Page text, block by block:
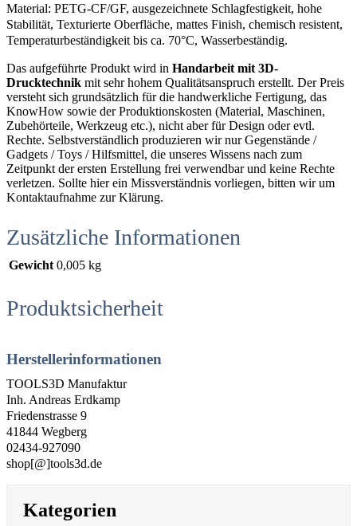
Material: PETG-CF/GF, ausgezeichnete Schlagfestigkeit, hohe
Stabilität, Texturierte Oberfläche, mattes Finish, chemisch resistent,
Temperaturbeständigkeit bis ca. 70°C, Wasserbeständig.
Das aufgeführte Produkt wird in Handarbeit mit 3D-
Drucktechnik mit sehr hohem Qualitätsanspruch erstellt. Der Preis
versteht sich grundsätzlich für die handwerkliche Fertigung, das
KnowHow sowie der Produktionskosten (Material, Maschinen,
Zubehörteile, Werkzeug etc.), nicht aber für Design oder evtl.
Rechte. Selbstverständlich produzieren wir nur Gegenstände /
Gadgets / Toys / Hilfsmittel, die unseres Wissens nach zum
Zeitpunkt der ersten Erstellung frei verwendbar und keine Rechte
verletzen. Sollte hier ein Missverständnis vorliegen, bitten wir um
Kontaktaufnahme zur Klärung.
Zusätzliche Informationen
Gewicht 0,005 kg
Produktsicherheit
Herstellerinformationen
TOOLS3D Manufaktur
Inh. Andreas Erdkamp
Friedenstrasse 9
41844 Wegberg
02434-927090
shop[@]tools3d.de
Kategorien